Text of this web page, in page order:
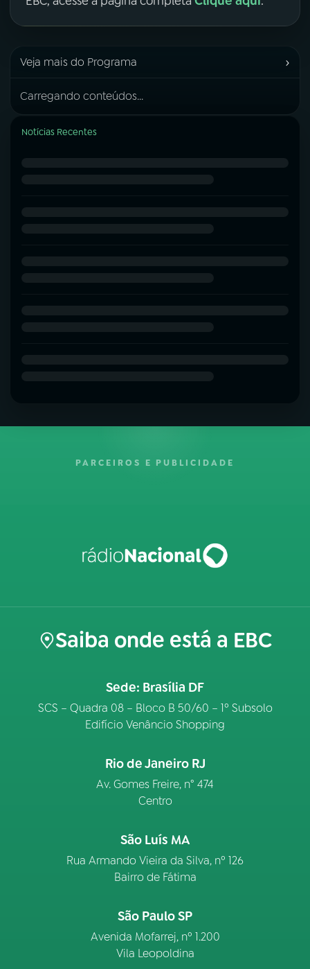
Veja mais do Programa ›
Carregando conteúdos...
Notícias Recentes
PARCEIROS E PUBLICIDADE
Saiba onde está a EBC
Sede: Brasília DF
SCS – Quadra 08 – Bloco B 50/60 – 1º Subsolo
Edifício Venâncio Shopping
Rio de Janeiro RJ
Av. Gomes Freire, n° 474
Centro
São Luís MA
Rua Armando Vieira da Silva, nº 126
Bairro de Fátima
São Paulo SP
Avenida Mofarrej, nº 1.200
Vila Leopoldina